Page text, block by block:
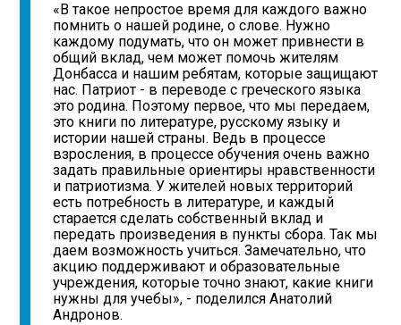
«В такое непростое время для каждого важно
помнить о нашей родине, о слове. Нужно
каждому подумать, что он может привнести в
общий вклад, чем может помочь жителям
Донбасса и нашим ребятам, которые защищают
нас. Патриот - в переводе с греческого языка
это родина. Поэтому первое, что мы передаем,
это книги по литературе, русскому языку и
истории нашей страны. Ведь в процессе
взросления, в процессе обучения очень важно
задать правильные ориентиры нравственности
и патриотизма. У жителей новых территорий
есть потребность в литературе, и каждый
старается сделать собственный вклад и
передать произведения в пункты сбора. Так мы
даем возможность учиться. Замечательно, что
акцию поддерживают и образовательные
учреждения, которые точно знают, какие книги
нужны для учебы», - поделился Анатолий
Андронов.